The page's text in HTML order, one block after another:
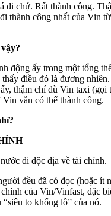
đi chứ. Rất thành công.
thành công nhất của Vin
động ấy trong một tổng
thấy điều đó là đương
thậm chí dù Vin taxi (gọi
vẫn có thể thành công.
đi độc địa về tài chính.
đều đã có đọc (hoặc ít
của Vin/Vinfast, đặc
to khổng lồ” của nó.